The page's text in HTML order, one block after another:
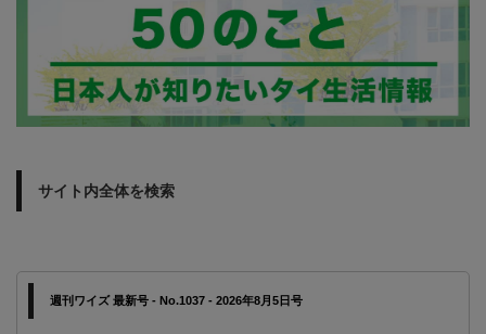
サイト内全体を検索
週刊ワイズ 最新号 - No.1037 - 2026年8月5日号